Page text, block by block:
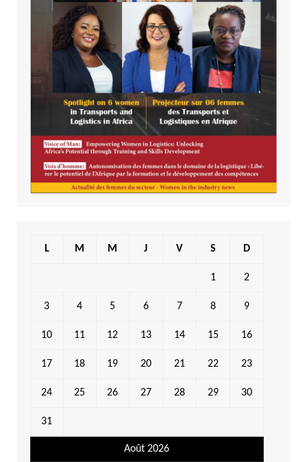
Août 2026
L M M J V S D
1 2
3 4 5 6 7 8 9
10 11 12 13 14 15 16
17 18 19 20 21 22 23
24 25 26 27 28 29 30
31